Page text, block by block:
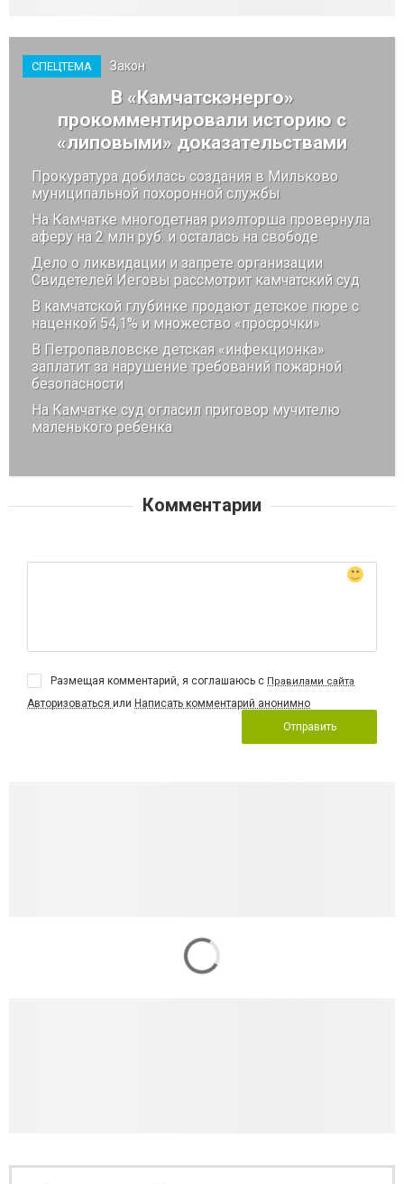
СПЕЦТЕМА Закон
В «Камчатскэнерго»
прокомментировали историю с
«липовыми» доказательствами
Прокуратура добилась создания в Мильково
муниципальной похоронной службы
На Камчатке многодетная риэлторша провернула
аферу на 2 млн руб. и осталась на свободе
Дело о ликвидации и запрете организации
Свидетелей Иеговы рассмотрит камчатский суд
В камчатской глубинке продают детское пюре с
наценкой 54,1% и множество «просрочки»
В Петропавловске детская «инфекционка»
заплатит за нарушение требований пожарной
безопасности
На Камчатке суд огласил приговор мучителю
маленького ребенка
Комментарии
Размещая комментарий, я соглашаюсь с Правилами сайта
Авторизоваться или Написать комментарий анонимно
Отправить